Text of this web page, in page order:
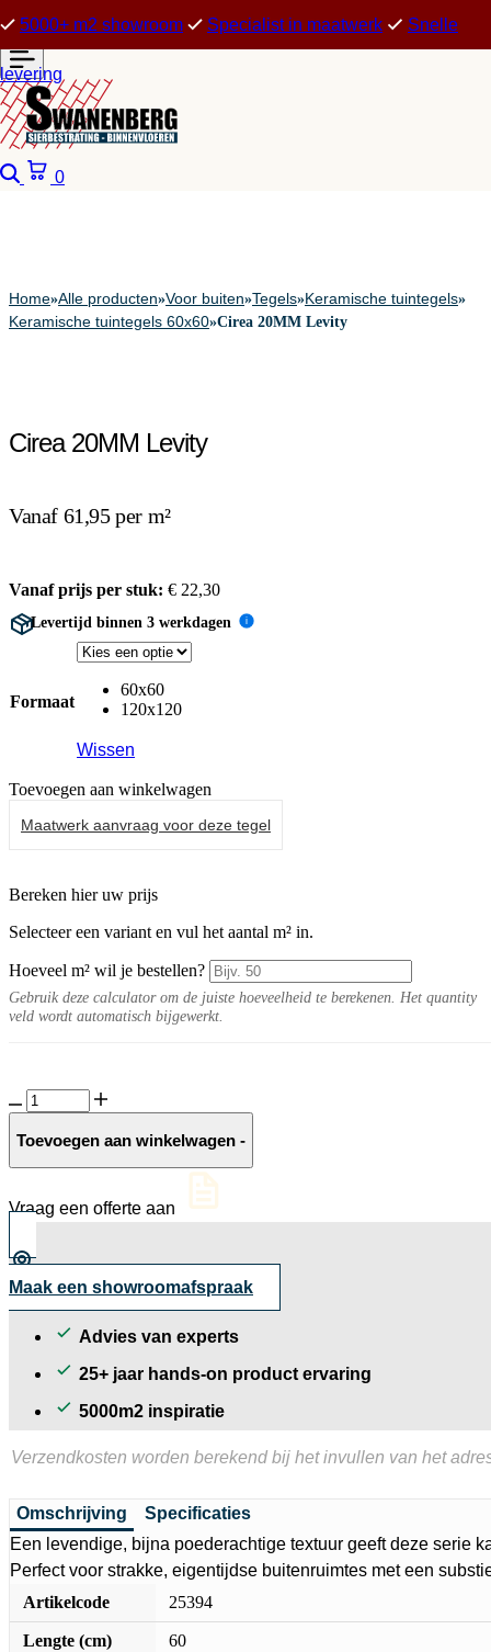
5000+ m2 showroom Specialist in maatwerk Snelle
levering
Zoeken
0
Home»Alle producten»Voor buiten»Tegels»Keramische tuintegels»
Keramische tuintegels 60x60»Cirea 20MM Levity
Cirea 20MM Levity
Vanaf 61,95 per m²
Vanaf prijs per stuk: € 22,30
Levertijd binnen 3 werkdagen i
Formaat
60x60
120x120
Wissen
Toevoegen aan winkelwagen
Maatwerk aanvraag voor deze tegel
Bereken hier uw prijs
Selecteer een variant en vul het aantal m² in.
Hoeveel m² wil je bestellen?
Gebruik deze calculator om de juiste hoeveelheid te berekenen. Het quantity
veld wordt automatisch bijgewerkt.
Cirea
20MM
Levity
Toevoegen aan winkelwagen -
Vraag een offerte aan
Maak een showroomafspraak
Advies van experts
25+ jaar hands-on product ervaring
5000m2 inspiratie
Verzendkosten worden berekend bij het invullen van het
Omschrijving
Specificaties
Een levendige, bijna poederachtige textuur geeft deze serie
Perfect voor strakke, eigentijdse buitenruimtes met een
Artikelcode
25394
Lengte (cm) 60